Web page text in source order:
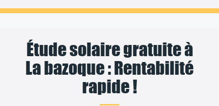
Étude solaire gratuite à
La bazoque : Rentabilité
rapide !